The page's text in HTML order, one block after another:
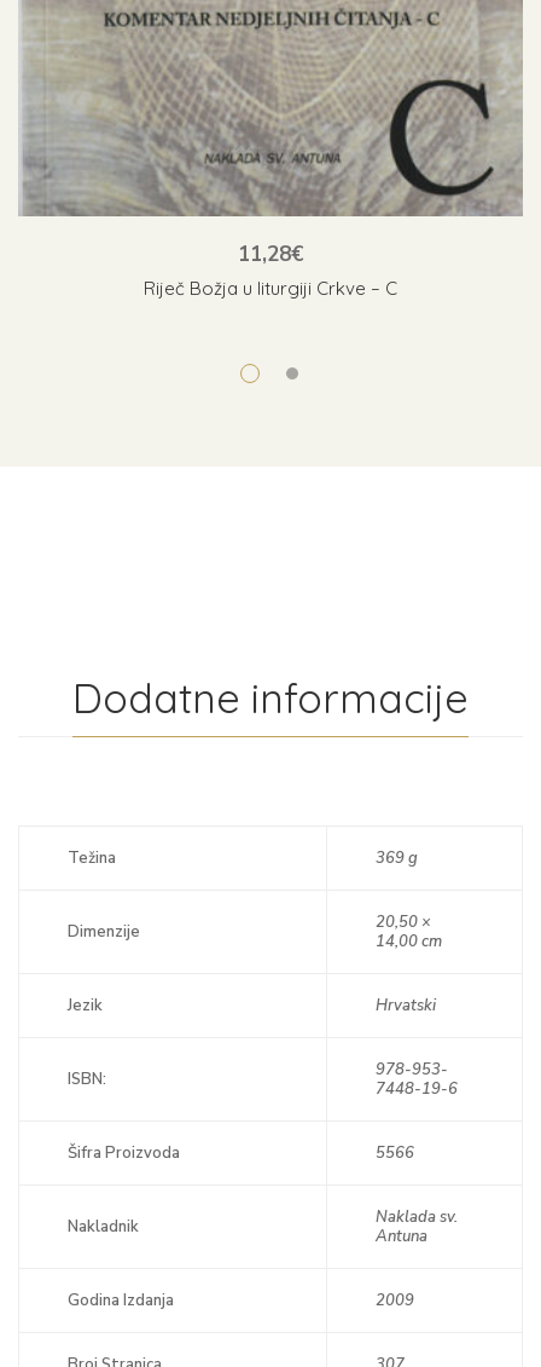
Riječ Božja u liturgiji Crkve – C
11,28€
Dodatne informacije
Težina 369 g
Dimenzije
20,50 ×
14,00 cm
Jezik Hrvatski
ISBN:
978-953-
7448-19-6
Šifra Proizvoda 5566
Nakladnik
Naklada sv.
Antuna
Godina Izdanja 2009